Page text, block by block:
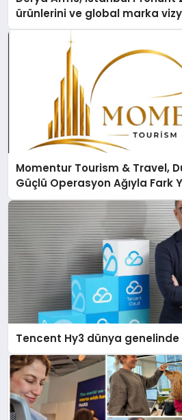
ürünlerini ve global marka
Momentur Tourism & Travel,
Güçlü Operasyon Ağıyla Fark
Tencent Hy3 dünya